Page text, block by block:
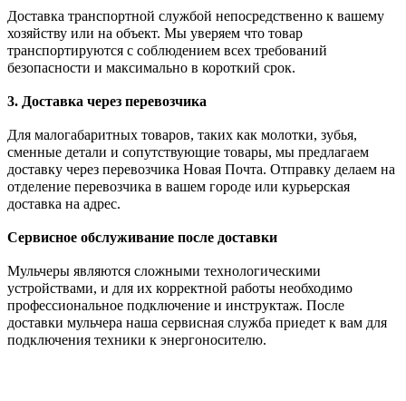
Доставка транспортной службой непосредственно к вашему
хозяйству или на объект. Мы уверяем что товар
транспортируются с соблюдением всех требований
безопасности и максимально в короткий срок.
3. Доставка через перевозчика
Для малогабаритных товаров, таких как молотки, зубья,
сменные детали и сопутствующие товары, мы предлагаем
доставку через перевозчика Новая Почта. Отправку делаем на
отделение перевозчика в вашем городе или курьерская
доставка на адрес.
Сервисное обслуживание после доставки
Мульчеры являются сложными технологическими
устройствами, и для их корректной работы необходимо
профессиональное подключение и инструктаж. После
доставки мульчера наша сервисная служба приедет к вам для
подключения техники к энергоносителю.